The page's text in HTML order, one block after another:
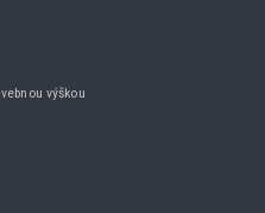
výškou